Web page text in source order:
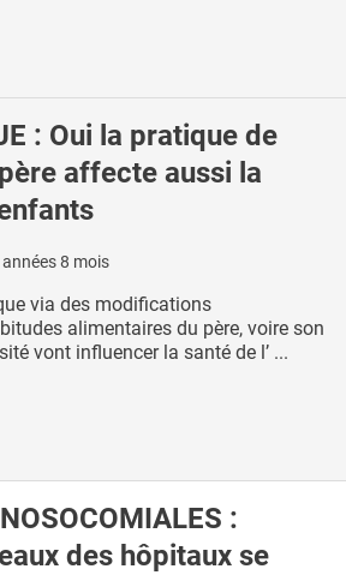
: Oui la pratique de
affecte aussi la
8 mois
via des modifications
alimentaires du père, voire son
vont influencer la santé de l’ ...
:
des hôpitaux se